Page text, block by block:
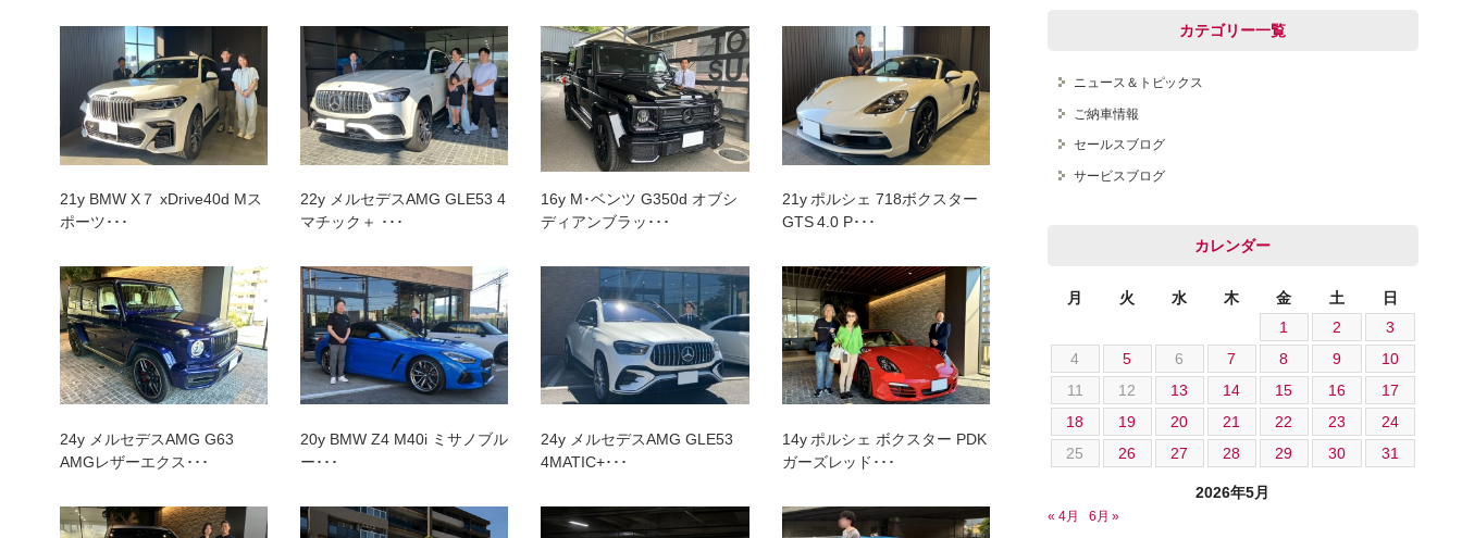
店舗から探す
トップランク本店 トップランク中央 トップランク杉並
トップランク神戸
ROKKO i PARK
オートテクニカルベース
21y BMW X７ xDrive40d Mス
ポーツ･･･
22y メルセデスAMG GLE53 4
マチック＋ ･･･
16y M･ベンツ G350d オブシ
ディアンブラッ･･･
21y ポルシェ 718ボクスター
GTS 4.0 P･･･
24y メルセデスAMG G63
AMGレザーエクス･･･
20y BMW Z4 M40i ミサノブル
ー･･･
24y メルセデスAMG GLE53
4MATIC+･･･
14y ポルシェ ボクスター PDK
ガーズレッド･･･
カテゴリー一覧
ニュース＆トピックス
ご納車情報
セールスブログ
サービスブログ
カレンダー
2026年5月
月 火 水 木 金 土
日
1
2
3
4
5 6 7 8 9
10
11
12 13 14 15 16
17
18
19 20 21 22 23
24
25
26 27 28 29 30 31
« 4月 6月 »